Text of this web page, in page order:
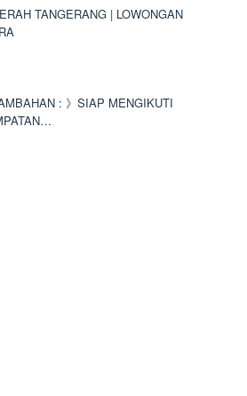
TANGERANG | LOWONGAN
: 》SIAP MENGIKUTI